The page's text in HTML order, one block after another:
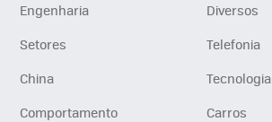
Engenharia
Diversos
Setores
Telefonia
China
Tecnologia
Comportamento
Carros